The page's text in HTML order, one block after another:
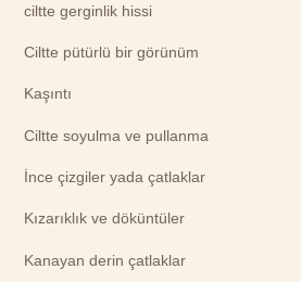
ciltte gerginlik hissi
Ciltte pütürlü bir görünüm
Kaşıntı
Ciltte soyulma ve pullanma
İnce çizgiler yada çatlaklar
Kızarıklık ve döküntüler
Kanayan derin çatlaklar